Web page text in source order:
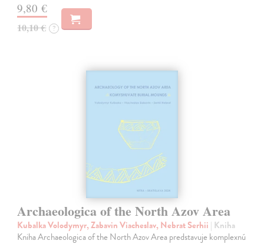
9,80 €
10,10 € ?
Archaeologica of the North Azov Area
Kubalka Volodymyr, Zabavin Viacheslav, Nebrat Serhii | Kniha
Kniha Archaeologica of the North Azov Area predstavuje komplexnú